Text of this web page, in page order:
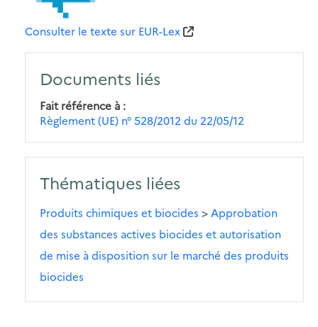
Consulter le texte sur EUR-Lex
Documents liés
Fait référence à
Règlement (UE) n° 528/2012 du 22/05/12
Thématiques liées
Produits chimiques et biocides > Approbation
des substances actives biocides et autorisation
de mise à disposition sur le marché des produits
biocides